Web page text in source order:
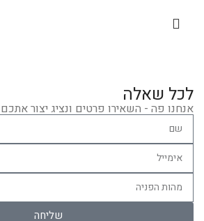
לכל שאלה
אנחנו פה - השאירו פרטים ונציג יצור
שליחה